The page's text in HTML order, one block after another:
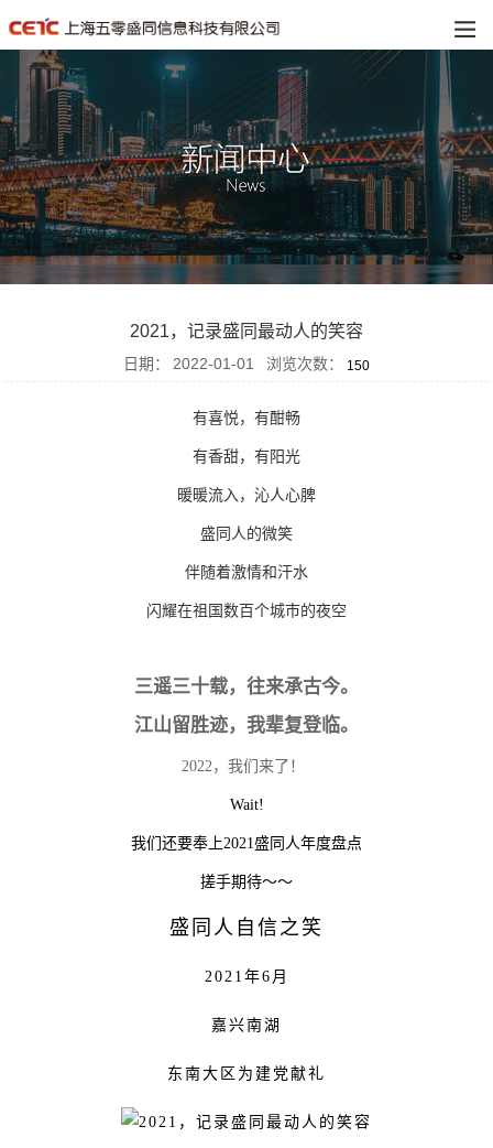
2021，记录盛同最动人的笑容
日期： 2022-01-01 浏览次数： 150
有喜悦，有酣畅
有香甜，有阳光
暖暖流入，沁人心脾
盛同人的微笑
伴随着激情和汗水
闪耀在祖国数百个城市的夜空
三遥三十载，往来承古今。
江山留胜迹，我辈复登临。
2022 ，我们来了！
Wait!
我们还要奉上2021盛同人年度盘点
搓手期待～～
盛同人自信之笑
2021年6月
嘉兴南湖
东南大区为建党献礼